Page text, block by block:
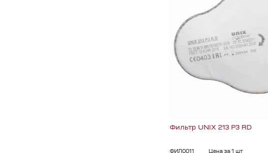
Фильтр UNIX 213 P3 RD
ФИЛ0011 Цена за 1 шт